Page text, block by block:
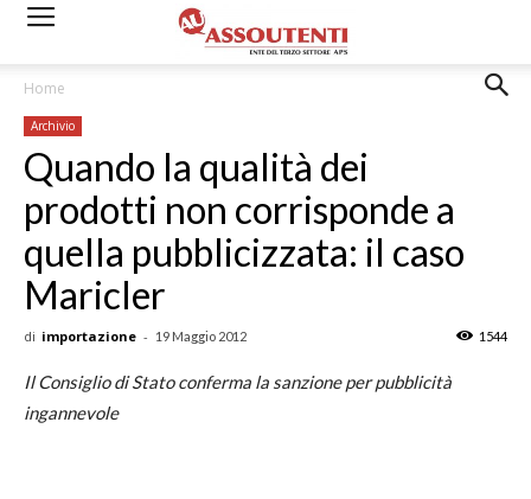
Home
Archivio
Quando la qualità dei
prodotti non corrisponde a
quella pubblicizzata: il caso
Maricler
di importazione - 19 Maggio 2012 1544
Il Consiglio di Stato conferma la sanzione per pubblicità
ingannevole